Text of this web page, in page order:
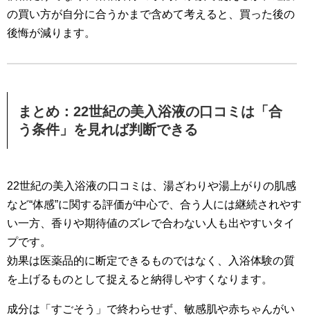
の買い方が自分に合うかまで含めて考えると、買った後の
後悔が減ります。
まとめ：22世紀の美入浴液の口コミは「合
う条件」を見れば判断できる
22世紀の美入浴液の口コミは、湯ざわりや湯上がりの肌感
など“体感”に関する評価が中心で、合う人には継続されやす
い一方、香りや期待値のズレで合わない人も出やすいタイ
プです。
効果は医薬品的に断定できるものではなく、入浴体験の質
を上げるものとして捉えると納得しやすくなります。
成分は「すごそう」で終わらせず、敏感肌や赤ちゃんがい